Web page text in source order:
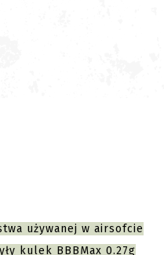
używanej w airsofcie
kulek BBBMax 0.27g